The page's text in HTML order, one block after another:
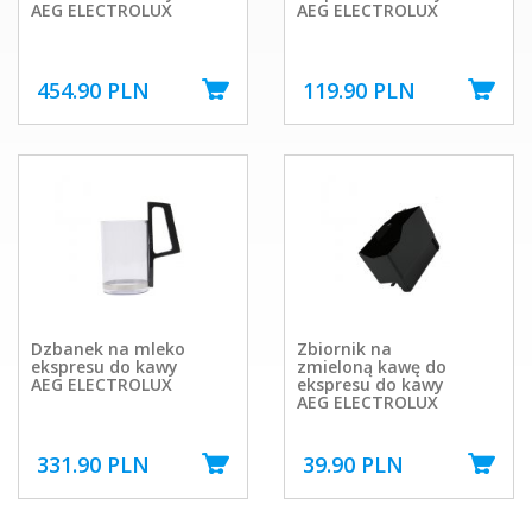
AEG ELECTROLUX
454.90 PLN
AEG ELECTROLUX
119.90 PLN
Dzbanek na mleko
ekspresu do kawy
AEG ELECTROLUX
331.90 PLN
Zbiornik na
zmieloną kawę do
ekspresu do kawy
AEG ELECTROLUX
39.90 PLN